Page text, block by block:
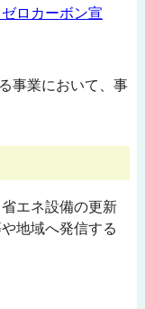
ロカーボン宣
事業において、事
エネ設備の更新
地域へ発信する